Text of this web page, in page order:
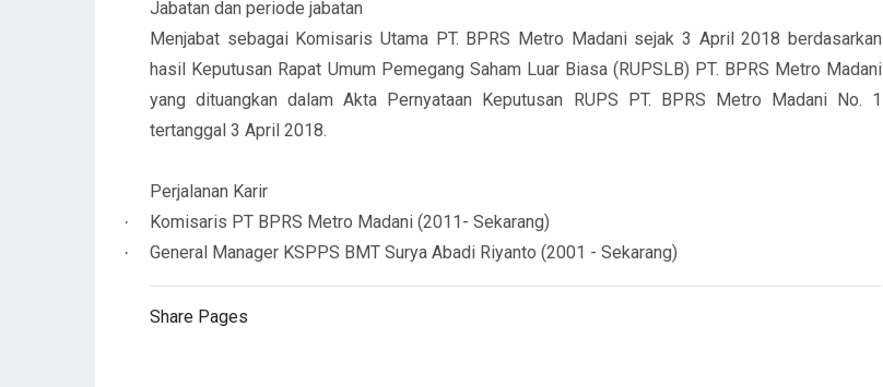
Jabatan dan periode jabatan
Menjabat sebagai Komisaris Utama PT. BPRS Metro Madani sejak 3 April 2018 berdasarkan
hasil Keputusan Rapat Umum Pemegang Saham Luar Biasa (RUPSLB) PT. BPRS Metro Madani
yang dituangkan dalam Akta Pernyataan Keputusan RUPS PT. BPRS Metro Madani No. 1
tertanggal 3 April 2018.
Perjalanan Karir
· Komisaris PT BPRS Metro Madani (2011- Sekarang)
· General Manager KSPPS BMT Surya Abadi Riyanto (2001 - Sekarang)
Share Pages